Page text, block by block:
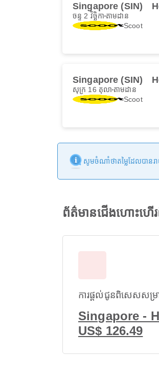
Singapore (SIN)
ចន្ទ 2 វិច្ឆិកា តាមដាន
Scoot
Singapore (SIN)
សុក្រ 16 តុលា តាមដាន
Scoot
សូមចំណាំថាតម្លៃដែលបានរ
ព័ត៌មានជើងហោះហ
ការផ្តល់ជូនពិសេសសម្រ
Singapore -
US$ 126.49